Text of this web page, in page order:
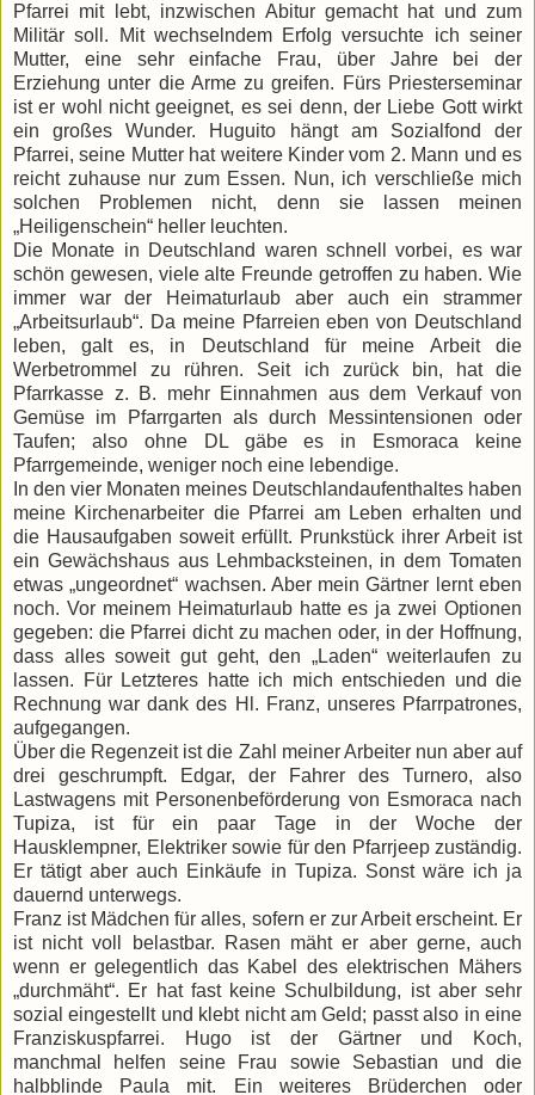
Pfarrei mit lebt, inzwischen Abitur gemacht hat und zum
Militär soll. Mit wechselndem Erfolg versuchte ich seiner
Mutter, eine sehr einfache Frau, über Jahre bei der
Erziehung unter die Arme zu greifen. Fürs Priesterseminar
ist er wohl nicht geeignet, es sei denn, der Liebe Gott wirkt
ein großes Wunder. Huguito hängt am Sozialfond der
Pfarrei, seine Mutter hat weitere Kinder vom 2. Mann und es
reicht zuhause nur zum Essen. Nun, ich verschließe mich
solchen Problemen nicht, denn sie lassen meinen
„Heiligenschein“ heller leuchten.
Die Monate in Deutschland waren schnell vorbei, es war
schön gewesen, viele alte Freunde getroffen zu haben. Wie
immer war der Heimaturlaub aber auch ein strammer
„Arbeitsurlaub“. Da meine Pfarreien eben von Deutschland
leben, galt es, in Deutschland für meine Arbeit die
Werbetrommel zu rühren. Seit ich zurück bin, hat die
Pfarrkasse z. B. mehr Einnahmen aus dem Verkauf von
Gemüse im Pfarrgarten als durch Messintensionen oder
Taufen; also ohne DL gäbe es in Esmoraca keine
Pfarrgemeinde, weniger noch eine lebendige.
In den vier Monaten meines Deutschlandaufenthaltes haben
meine Kirchenarbeiter die Pfarrei am Leben erhalten und
die Hausaufgaben soweit erfüllt. Prunkstück ihrer Arbeit ist
ein Gewächshaus aus Lehmbacksteinen, in dem Tomaten
etwas „ungeordnet“ wachsen. Aber mein Gärtner lernt eben
noch. Vor meinem Heimaturlaub hatte es ja zwei Optionen
gegeben: die Pfarrei dicht zu machen oder, in der Hoffnung,
dass alles soweit gut geht, den „Laden“ weiterlaufen zu
lassen. Für Letzteres hatte ich mich entschieden und die
Rechnung war dank des Hl. Franz, unseres Pfarrpatrones,
aufgegangen.
Über die Regenzeit ist die Zahl meiner Arbeiter nun aber auf
drei geschrumpft. Edgar, der Fahrer des Turnero, also
Lastwagens mit Personenbeförderung von Esmoraca nach
Tupiza, ist für ein paar Tage in der Woche der
Hausklempner, Elektriker sowie für den Pfarrjeep zuständig.
Er tätigt aber auch Einkäufe in Tupiza. Sonst wäre ich ja
dauernd unterwegs.
Franz ist Mädchen für alles, sofern er zur Arbeit erscheint. Er
ist nicht voll belastbar. Rasen mäht er aber gerne, auch
wenn er gelegentlich das Kabel des elektrischen Mähers
„durchmäht“. Er hat fast keine Schulbildung, ist aber sehr
sozial eingestellt und klebt nicht am Geld; passt also in eine
Franziskuspfarrei. Hugo ist der Gärtner und Koch,
manchmal helfen seine Frau sowie Sebastian und die
halbblinde Paula mit. Ein weiteres Brüderchen oder